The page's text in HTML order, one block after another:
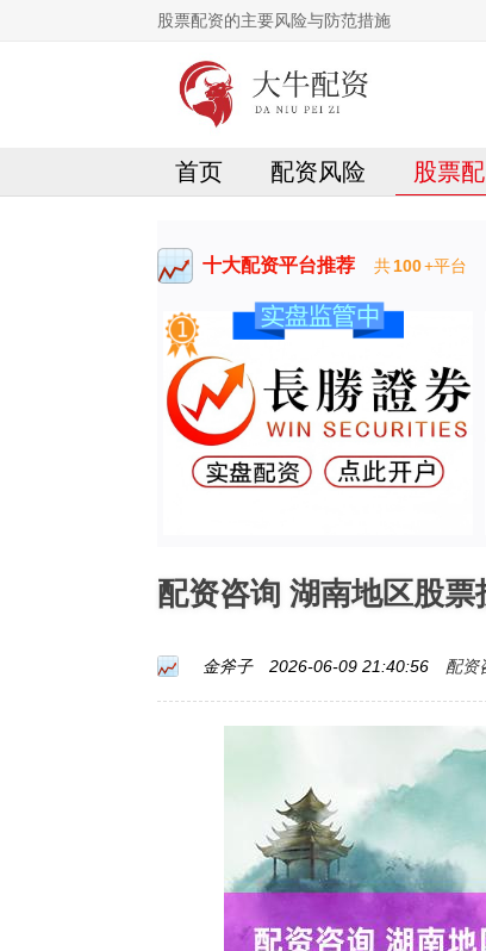
股票配资的主要风险与防范措施
首页 配资风险 股票
十大配资平台推荐 共100+平台
配资咨询 湖南地区股
金斧子 2026-06-09 21:40:56 配资